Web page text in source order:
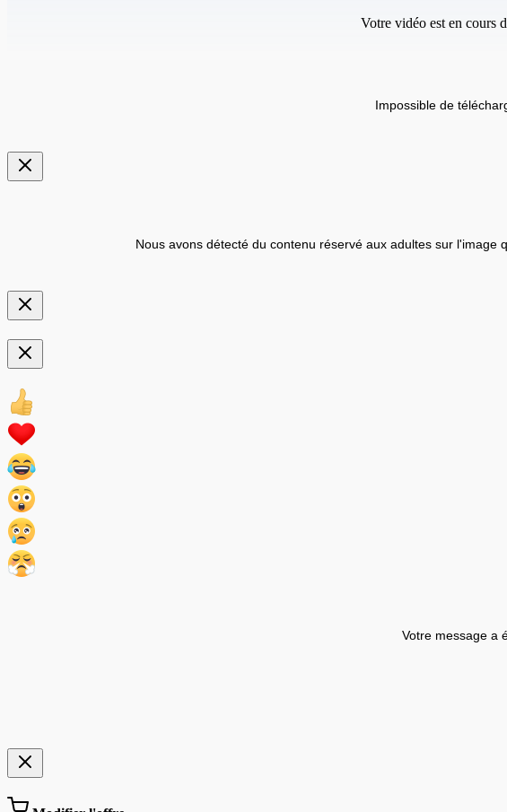
Votre vidéo est en cours
Impossible de
Nous avons détecté du contenu réservé aux adultes sur
Votre message a